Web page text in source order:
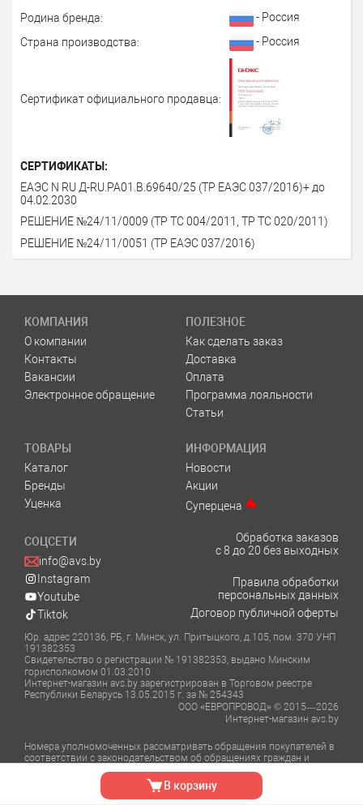
Родина бренда:
- Россия
Страна производства:
- Россия
Сертификат официального продавца:
СЕРТИФИКАТЫ:
ЕАЭС N RU Д-RU.РА01.В.69640/25 (ТР ЕАЭС 037/2016)+ до
04.02.2030
РЕШЕНИЕ №24/11/0009 (ТР ТС 004/2011, ТР ТС 020/2011)
РЕШЕНИЕ №24/11/0051 (ТР ЕАЭС 037/2016)
КОМПАНИЯ
О компании
Контакты
Вакансии
Электронное обращение
ПОЛЕЗНОЕ
Как сделать заказ
Доставка
Оплата
Программа лояльности
Статьи
ТОВАРЫ
Каталог
Бренды
Уценка
ИНФОРМАЦИЯ
Новости
Акции
Суперцена
СОЦСЕТИ
info@avs.by
Instagram
Youtube
Tiktok
Обработка заказов
с 8 до 20 без выходных
Правила обработки
персональных данных
Договор публичной оферты
Юр. адрес 220136, РБ, г. Минск, ул. Притыцкого, д.105, пом. 370 УНП
191382353
Свидетельство о регистрации № 191382353, выдано Минским
горисполкомом 01.03.2010
Интернет-магазин avs.by зарегистрирован в Торговом реестре
Республики Беларусь 13.05.2015 г. за № 254343
ООО «ЕВРОПРОВОД» © 2015—2026
Интернет-магазин avs.by
Номера уполномоченных рассматривать обращения покупателей в
соответствии с законодательством об обращениях граждан и
Отдел торговли и услуг Администрации Фрунзенского района г.
Минска тел.: +375 (17) 348-39-06, +375 (17) 366-51-82
В корзину